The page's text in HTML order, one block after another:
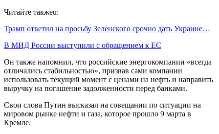
Читайте такжеu:
Трамп ответил на просьбу Зеленского срочно дать Украине…
В МИД России выступили с обращением к ЕС
Он также напомнил, что российские энергокомпании «всегда
отличались стабильностью», призвав сами компании
использовать текущий момент с ценами на нефть и направить
выручку на погашение задолженности перед банками.
Свои слова Путин высказал на совещании по ситуации на
мировом рынке нефти и газа, которое прошло 9 марта в
Кремле.